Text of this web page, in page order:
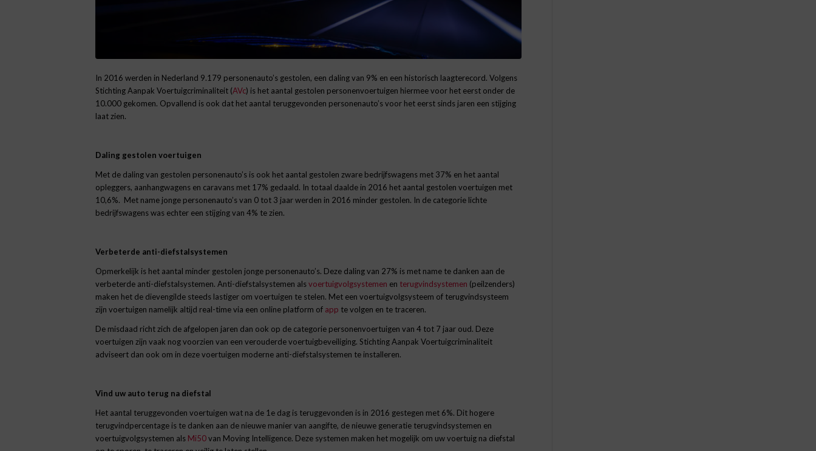
In 2016 werden in Nederland 9.179 personenauto’s gestolen, een daling van 9% en een historisch laagterecord. Volgens
Stichting Aanpak Voertuigcriminaliteit (AVc) is het aantal gestolen personenvoertuigen hiermee voor het eerst onder de
10.000 gekomen. Opvallend is ook dat het aantal teruggevonden personenauto’s voor het eerst sinds jaren een stijging
laat zien.
Daling gestolen voertuigen
Met de daling van gestolen personenauto’s is ook het aantal gestolen zware bedrijfswagens met 37% en het aantal
opleggers, aanhangwagens en caravans met 17% gedaald. In totaal daalde in 2016 het aantal gestolen voertuigen met
10,6%. Met name jonge personenauto’s van 0 tot 3 jaar werden in 2016 minder gestolen. In de categorie lichte
bedrijfswagens was echter een stijging van 4% te zien.
Verbeterde anti-diefstalsystemen
Opmerkelijk is het aantal minder gestolen jonge personenauto’s. Deze daling van 27% is met name te danken aan de
verbeterde anti-diefstalsystemen. Anti-diefstalsystemen alsvoertuigvolgsystemen en terugvindsystemen (peilzenders)
maken het de dievengilde steeds lastiger om voertuigen te stelen. Met een voertuigvolgsysteem of terugvindsysteem
zijn voertuigen namelijk altijd real-time via een online platform of app te volgen en te traceren.
De misdaad richt zich de afgelopen jaren dan ook op de categorie personenvoertuigen van 4 tot 7 jaar oud. Deze
voertuigen zijn vaak nog voorzien van een verouderde voertuigbeveiliging. Stichting Aanpak Voertuigcriminaliteit
adviseert dan ook om in deze voertuigen moderne anti-diefstalsystemen te installeren.
Vind uw auto terug na diefstal
Het aantal teruggevonden voertuigen wat na de 1e dag is teruggevonden is in 2016 gestegen met 6%. Dit hogere
terugvindpercentage is te danken aan de nieuwe manier van aangifte, de nieuwe generatie terugvindsystemen en
voertuigvolgsystemen als Mi50van Moving Intelligence. Deze systemen maken het mogelijk om uw voertuig na diefstal